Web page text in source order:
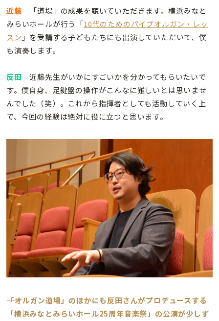
近藤 「道場」の成果を聴いていただきます。横浜みなと
みらいホールが行う「10代のためのパイプオルガン・レッ
スン 」を受講する子どもたちにも出演していただいて、僕
も演奏します。
反田 近藤先生がいかにすごいかを分かってもらいたいで
す。僕自身、足鍵盤の操作がこんなに難しいとは思いませ
んでした（笑）。これから指揮者としても活動していく上
で、今回の経験は絶対に役に立つと思います。
――「オルガン道場」のほかにも反田さんがプロデュースする
「横浜みなとみらいホール25周年音楽祭」の公演が少しず